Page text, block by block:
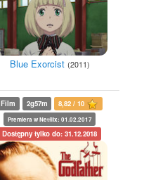
Blue Exorcist (2011)
Film 2g57m 8,82 / 10
Premiera w Netflix: 01.02.2017
Dostępny tylko do: 31.12.2018